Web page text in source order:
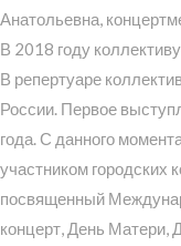
Анатольевна,
В 2018 году
В репертуаре
России. Первое
года. С данного
участником городских
посвященный
концерт, День Матери,